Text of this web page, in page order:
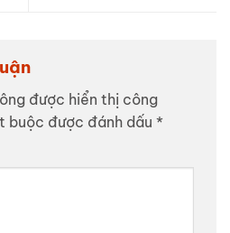
được hiển thị công
buộc được đánh dấu *